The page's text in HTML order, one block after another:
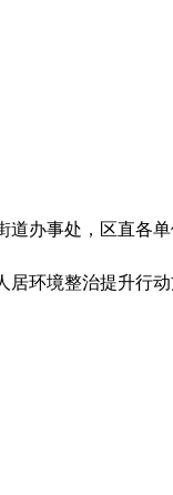
道办事处，区直各
居环境整治提升行